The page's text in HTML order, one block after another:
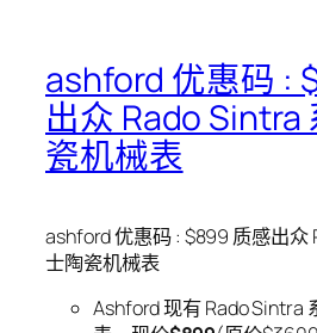
ashford 优惠码 :
出众 Rado Sintra
瓷机械表
ashford 优惠码 : $899 质感出众
士陶瓷机械表
Ashford 现有 Rado Sintra